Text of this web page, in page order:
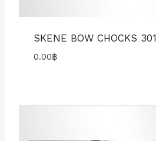
SKENE BOW CHOCKS 301
0.00฿